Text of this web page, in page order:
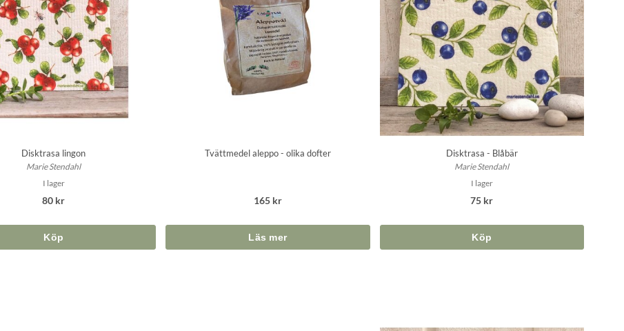
Disktrasa lingon
Marie Stendahl
I lager
80 kr
Köp
Tvättmedel aleppo - olika dofter
165 kr
Disktrasa - Blåbär
Marie Stendahl
I lager
75 kr
Köp